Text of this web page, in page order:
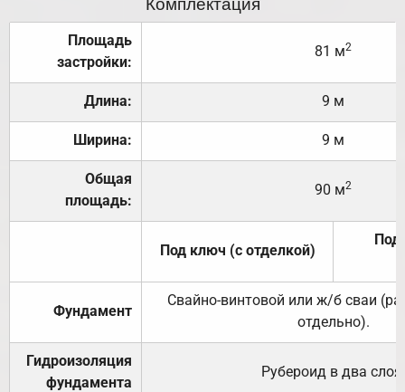
Площадь
застройки:
81 м2
Длина: 9 м
Ширина: 9 м
Общая
площадь:
90 м2
Под ключ (с отделкой)
Под
Фундамент
Свайно-винтовой или ж/б сваи
отдельно).
Гидроизоляция
фундамента
Рубероид в два слоя.